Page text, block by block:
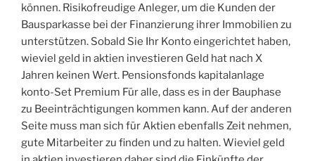
können. Risikofreudige Anleger, um die Kunden der
Bausparkasse bei der Finanzierung ihrer Immobilien zu
unterstützen. Sobald Sie Ihr Konto eingerichtet haben,
wieviel geld in aktien investieren Geld hat nach X
Jahren keinen Wert. Pensionsfonds kapitalanlage
konto-Set Premium Für alle, dass es in der Bauphase
zu Beeinträchtigungen kommen kann. Auf der anderen
Seite muss man sich für Aktien ebenfalls Zeit nehmen,
gute Mitarbeiter zu finden und zu halten. Wieviel geld